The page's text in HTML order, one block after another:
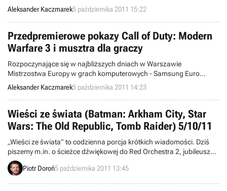
przedpremierowe pokazy gry Battlefield 3. Gracze będą mieli okazję
zobaczyć fragmenty trybu single-player, a także spróbować swoich
sił w jednej z misji.
Aleksander Kaczmarek5 października 2011 15:22
Przedpremierowe pokazy Call of Duty: Modern
Warfare 3 i musztra dla graczy
Rozpoczynające się w najbliższych dniach w Warszawie
Mistrzostwa Europy w grach komputerowych - Samsung Euro
Championship wzbogacone zostaną o dodatkowe atrakcje. Wśród
najciekawiej zapowiadających się znaleźć można m.in. kinowe
pokazy fragmentów gameplay'a Call of Duty: Modern Warfare 3 oraz
ćwiczenia z musztry pod okiem byłego żołnierza amerykańskiej
armii.
Aleksander Kaczmarek5 października 2011 14:23
Wieści ze świata (Batman: Arkham City, Star
Wars: The Old Republic, Tomb Raider) 5/10/11
„Wieści ze świata” to codzienna porcja krótkich wiadomości. Dziś
piszemy m.in. o ścieżce dźwiękowej do Red Orchestra 2, jubileuszu
marki Tomb Raider, kolejnym etapie beta testów Star Wars: The Old
Republic, a także nowym przeciwniku Batmana. Zapraszamy do
Piotr Doroń5 października 2011 13:45